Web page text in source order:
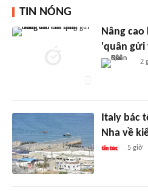
TIN NÓNG
Nâng
'quân gửi
2
Italy bác
Nha về
5 giờ